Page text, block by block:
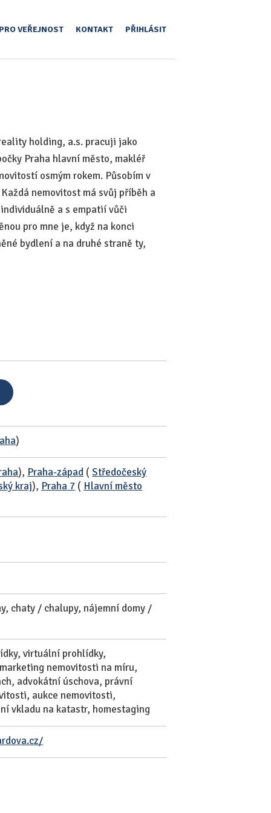
PRO VEŘEJNOST KONTAKT PŘIHLÁSIT
holding, a.s. pracuji jako
Praha hlavní město, makléř
osmým rokem. Působím v
nemovitost má svůj příběh a
a s empatií vůči
pro mne je, když na konci
bydlení a na druhé straně ty,
)
), Praha-západ (Středočeský
kraj), Praha 7 ( Hlavní město
chaty / chalupy, nájemní domy /
virtuální prohlídky,
nemovitosti na míru,
advokátní úschova, právní
aukce nemovitosti,
vkladu na katastr, homestaging